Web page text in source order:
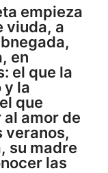
empieza
viuda, a
en
el que la
y la
que
amor de
veranos,
su madre
las